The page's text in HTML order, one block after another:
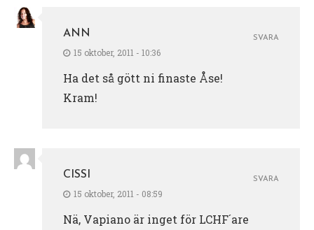
ANN
15 oktober, 2011 - 10:36
Ha det så gött ni finaste Åse!
Kram!
SVARA
CISSI
15 oktober, 2011 - 08:59
Nä, Vapiano är inget för LCHF´are
SVARA